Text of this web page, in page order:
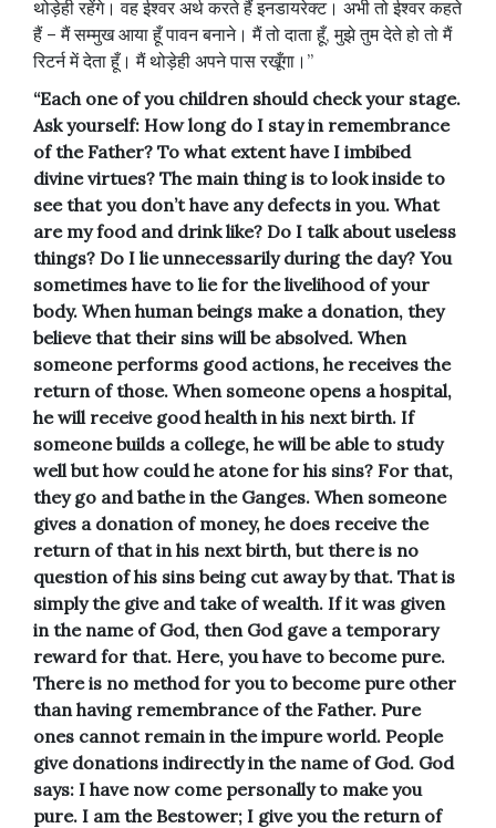
थोड़ेही रहेंगे। वह ईश्वर अर्थ करते हैं इनडायरेक्ट। अभी तो ईश्वर कहते
हैं – मैं सम्मुख आया हूँ पावन बनाने। मैं तो दाता हूँ, मुझे तुम देते हो तो मैं
रिटर्न में देता हूँ। मैं थोड़ेही अपने पास रखूँगा।”
“Each one of you children should check your stage.
Ask yourself: How long do I stay in remembrance
of the Father? To what extent have I imbibed
divine virtues? The main thing is to look inside to
see that you don’t have any defects in you. What
are my food and drink like? Do I talk about useless
things? Do I lie unnecessarily during the day? You
sometimes have to lie for the livelihood of your
body. When human beings make a donation, they
believe that their sins will be absolved. When
someone performs good actions, he receives the
return of those. When someone opens a hospital,
he will receive good health in his next birth. If
someone builds a college, he will be able to study
well but how could he atone for his sins? For that,
they go and bathe in the Ganges. When someone
gives a donation of money, he does receive the
return of that in his next birth, but there is no
question of his sins being cut away by that. That is
simply the give and take of wealth. If it was given
in the name of God, then God gave a temporary
reward for that. Here, you have to become pure.
There is no method for you to become pure other
than having remembrance of the Father. Pure
ones cannot remain in the impure world. People
give donations indirectly in the name of God. God
says: I have now come personally to make you
pure. I am the Bestower; I give you the return of